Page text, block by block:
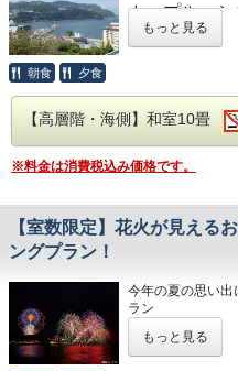
カップル、
客室確約のプ
たい。
そのような
意させていた
お部屋は海と
もっと見る
朝食 夕食
【高層階・海側】和室10畳
※料金は消費税込み価格です。
【室数限定】花火が見える
ングプラン！
今年の夏の思い
ラン
す！客室数に限
い。
もっと見る